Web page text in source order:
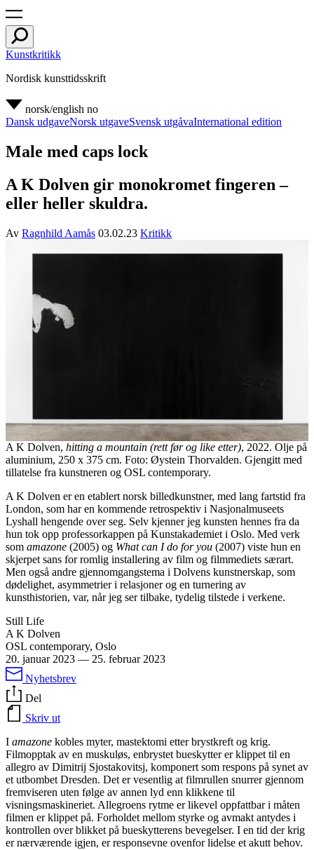
Kunstkritikk
Nordisk kunsttidsskrift
norsk/english no
Dansk udgaveNorsk utgaveSvensk utgåvaInternational edition
Male med caps lock
A K Dolven gir monokromet fingeren –
eller heller skuldra.
Av Ragnhild Aamås 03.02.23 Kritikk
A K Dolven, hitting a mountain (rett før og like etter), 2022. Olje på
aluminium, 250 x 375 cm. Foto: Øystein Thorvalden. Gjengitt med
tillatelse fra kunstneren og OSL contemporary.
A K Dolven er en etablert norsk billedkunstner, med lang fartstid fra
London, som har en kommende retrospektiv i Nasjonalmuseets
Lyshall hengende over seg. Selv kjenner jeg kunsten hennes fra da
hun tok opp professorkappen på Kunstakademiet i Oslo. Med verk
som amazone (2005) og What can I do for you (2007) viste hun en
skjerpet sans for romlig installering av film og filmmediets særart.
Men også andre gjennomgangstema i Dolvens kunstnerskap, som
dødelighet, asymmetrier i relasjoner og en turnering av
kunsthistorien, var, når jeg ser tilbake, tydelig tilstede i verkene.
Still Life
A K Dolven
OSL contemporary, Oslo
20. januar 2023 — 25. februar 2023
Nyhetsbrev
Del
Skriv ut
I amazone kobles myter, mastektomi etter brystkreft og krig.
Filmopptak av en muskuløs, enbrystet bueskytter er klippet til en
allegro av Dimitrij Sjostakovitsj, komponert som respons på synet av
et utbombet Dresden. Det er vesentlig at filmrullen snurrer gjennom
fremviseren uten følge av annen lyd enn klikkene til
visningsmaskineriet. Allegroens rytme er likevel oppfattbar i måten
filmen er klippet på. Forholdet mellom styrke og avmakt antydes i
kontrollen over blikket på bueskytterens bevegelser. I en tid der krig
er nærværende igjen, er responsevne ovenfor lidelse et akutt behov.